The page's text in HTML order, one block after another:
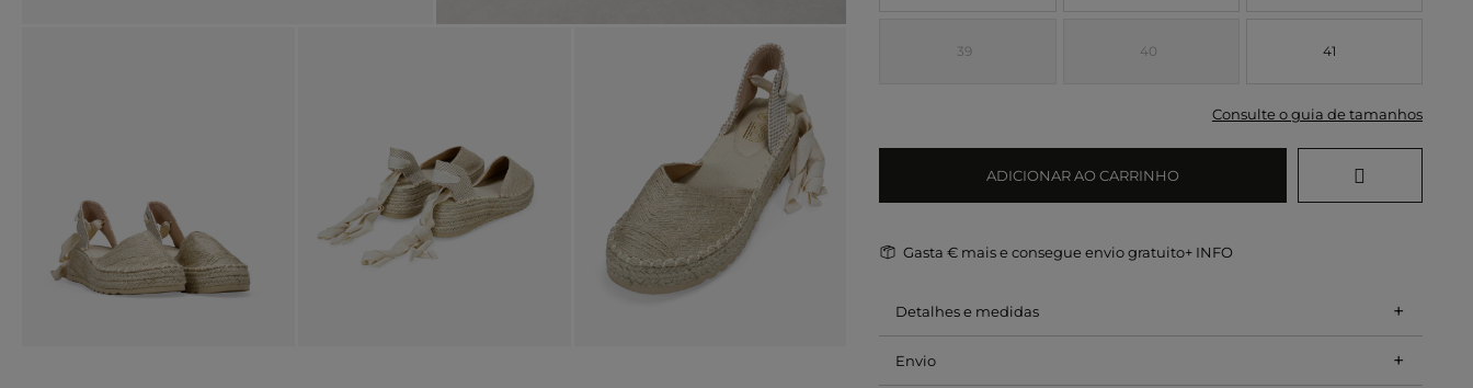
39 40 41
Consulte o guia de tamanhos
ADICIONAR AO CARRINHO
Gasta€ mais e consegue envio gratuito+ INFO
Detalhes e medidas +
Envio +